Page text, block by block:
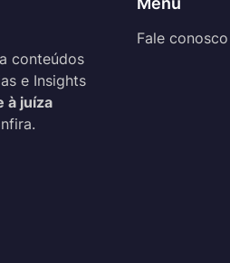
conteúdos
e Insights
à juíza
Fale conosco